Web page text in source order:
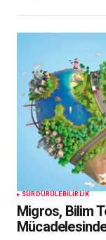
SÜRDÜRÜLEBILIRLIK
Migros, Bilim